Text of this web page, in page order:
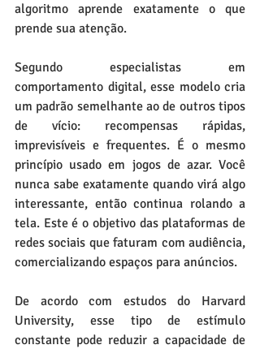
algoritmo aprende exatamente o que
prende sua atenção.
Segundo especialistas em
comportamento digital, esse modelo cria
um padrão semelhante ao de outros tipos
de vício: recompensas rápidas,
imprevisíveis e frequentes. É o mesmo
princípio usado em jogos de azar. Você
nunca sabe exatamente quando virá algo
interessante, então continua rolando a
tela. Este é o objetivo das plataformas de
redes sociais que faturam com audiência,
comercializando espaços para anúncios.
De acordo com estudos do Harvard
University, esse tipo de estímulo
constante pode reduzir a capacidade de